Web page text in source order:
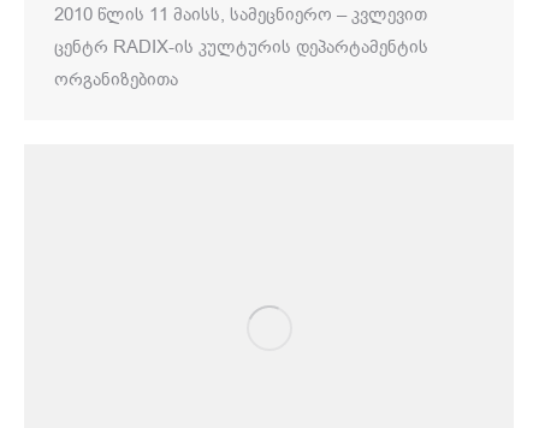
2010 წლის 11 მაისს, სამეცნიერო – კვლევით
ცენტრ RADIX-ის კულტურის დეპარტამენტის
ორგანიზებითა